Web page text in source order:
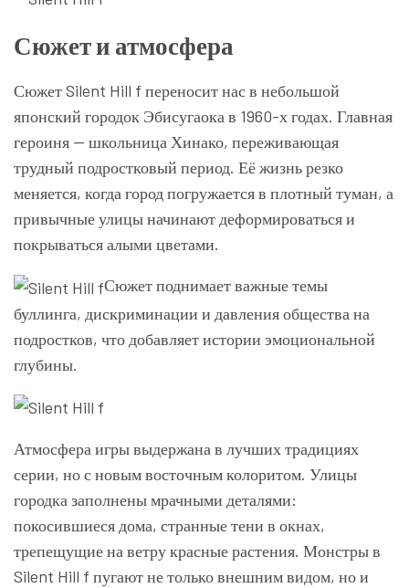
Сюжет и атмосфера
Сюжет Silent Hill f переносит нас в небольшой
японский городок Эбисугаока в 1960-х годах. Главная
героиня — школьница Хинако, переживающая
трудный подростковый период. Её жизнь резко
меняется, когда город погружается в плотный туман, а
привычные улицы начинают деформироваться и
покрываться алыми цветами.
Сюжет поднимает важные темы
буллинга, дискриминации и давления общества на
подростков, что добавляет истории эмоциональной
глубины.
Атмосфера игры выдержана в лучших традициях
серии, но с новым восточным колоритом. Улицы
городка заполнены мрачными деталями:
покосившиеся дома, странные тени в окнах,
трепещущие на ветру красные растения. Монстры в
Silent Hill f пугают не только внешним видом, но и